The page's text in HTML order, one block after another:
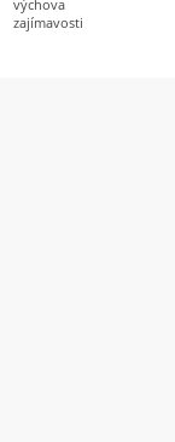
výchova
zajímavosti